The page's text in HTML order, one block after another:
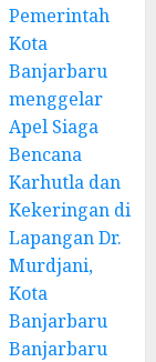
Pemerintah
Kota
Banjarbaru
menggelar
Apel Siaga
Bencana
Karhutla dan
Kekeringan di
Lapangan Dr.
Murdjani,
Kota
Banjarbaru
Banjarbaru